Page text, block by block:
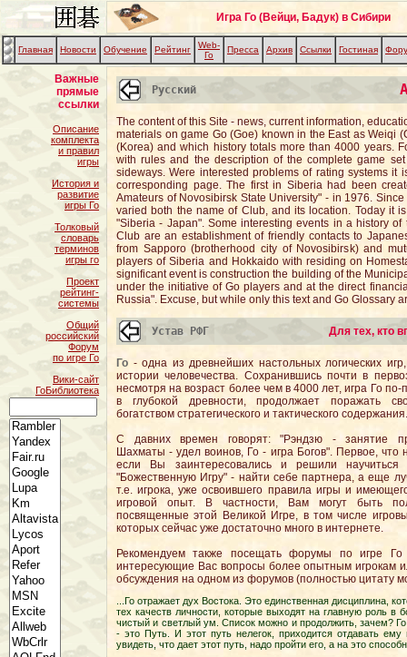
Игра Го (Вейци, Бадук) в Сибири
Главная Новости Обучение Рейтинг
Web-
Го
Пресса Архив Ссылки Гостиная
Важные
прямые
ссылки
Описание
комплекта
и правил
игры
История и
развитие
игры Го
Толковый
словарь
терминов
игры го
Проект
рейтинг-
системы
Общий
российский
Форум
по игре Го
Вики-сайт
ГоБиблиотека
Русский
The content of this Site - news, current information,
materials on game Go (Goe) known in the East as Weiqi
(Korea) and which history totals more than 4000 years.
with rules and the description of the complete game
sideways. Were interested problems of rating systems it
corresponding page. The first in Siberia had been
Amateurs of Novosibirsk State University" - in 1976.
varied both the name of Club, and its location. Today it
"Siberia - Japan". Some interesting events in a history of
Club are an establishment of friendly contacts to
from Sapporo (brotherhood city of Novosibirsk) and
players of Siberia and Hokkaido with residing on
significant event is construction the building of the
under the initiative of Go players and at the direct
Russia". Excuse, but while only this text and Go Glossary
Устав РФГ Для тех, кто
Го - одна из древнейших настольных логических
истории человечества. Сохранившись почти в
несмотря на возраст более чем в 4000 лет, игра Го по-
в глубокой древности, продолжает поражать
богатством стратегического и тактического содержания.
С давних времен говорят: "Рэндзю - занятие
Шахматы - удел воинов, Го - игра Богов". Первое, что
если Вы заинтересовались и решили научиться
"Божественную Игру" - найти себе партнера, а еще
т.е. игрока, уже освоившего правила игры и
игровой опыт. В частности, Вам могут быть
посвященные этой Великой Игре, в том числе
которых сейчас уже достаточно много в интернете.
Рекомендуем также посещать форумы по игре
интересующие Вас вопросы более опытным игрокам
обсуждения на одном из форумов (полностью цитату
...Го отражает дух Востока. Это единственная дисциплина,
тех качеств личности, которые выходят на главную роль в
чистый и светлый ум. Список можно и продолжить, зачем?
- это Путь. И этот путь нелегок, приходится отдавать
увидеть, что дает этот путь, надо пройти его, а на это